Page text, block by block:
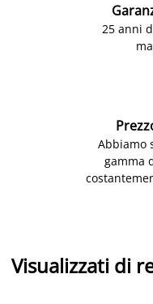
25 anni
Abbiamo
gamma
Visualizzati di